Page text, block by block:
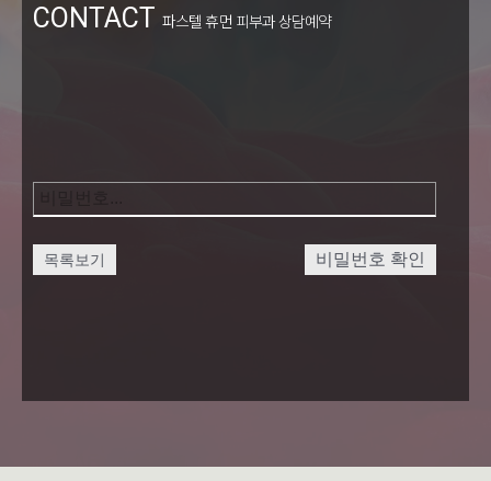
CONTACT 파스텔 휴먼 피부과 상담예약
목록보기 비밀번호 확인